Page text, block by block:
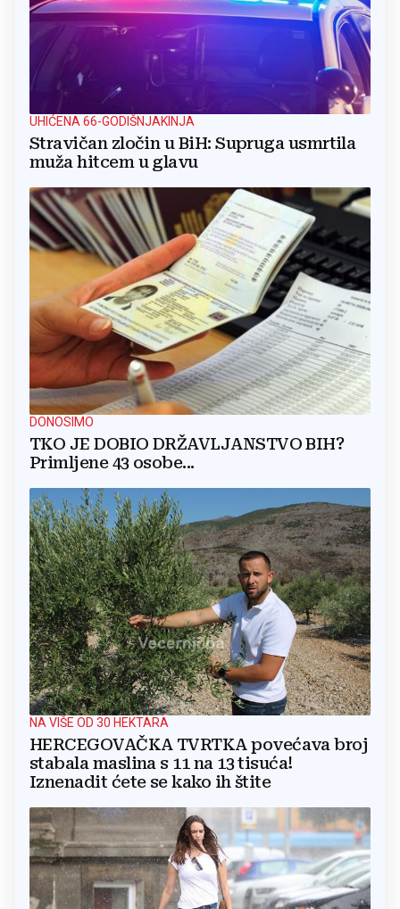
UHIĆENA 66-GODIŠNJAKINJA
Stravičan zločin u BiH: Supruga usmrtila
muža hitcem u glavu
DONOSIMO
TKO JE DOBIO DRŽAVLJANSTVO BIH?
Primljene 43 osobe...
NA VIŠE OD 30 HEKTARA
HERCEGOVAČKA TVRTKA povećava broj
stabala maslina s 11 na 13 tisuća!
Iznenadit ćete se kako ih štite